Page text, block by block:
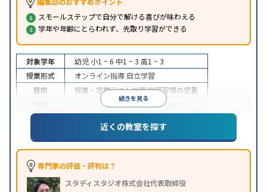
スモールステップで自分で解ける喜びが味わえる
学年や年齢にとらわれず、先取り学習ができる
続きを見る
対象学年 幼児 小1 ~ 6 中1 ~ 3 高1 ~ 3
授業形式
オンライン指導 自立学習
目的
授業・定期テスト対策学習習慣の定着
オンライン対応1科目から受講可能
近くの教室を探す
専門家の評価・評判は？
スタディスタジオ株式会社代表取締役